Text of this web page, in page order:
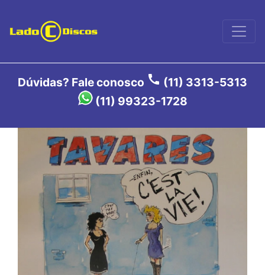
Dúvidas? Fale conosco call (11) 3313-5313
(11) 99323-1728